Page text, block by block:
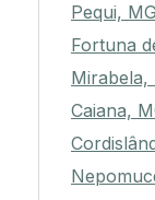
Pequi, MG
Fortuna
Mirabela,
Caiana,